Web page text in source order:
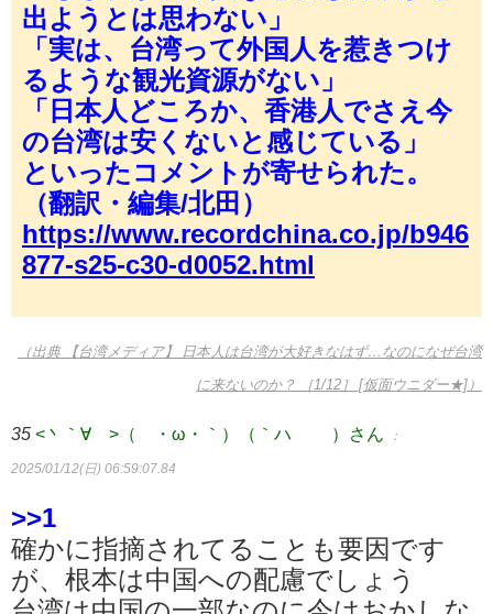
出ようとは思わない」
「実は、台湾って外国人を惹きつけ
るような観光資源がない」
「日本人どころか、香港人でさえ今
の台湾は安くないと感じている」
といったコメントが寄せられた。
（翻訳・編集/北田）
https://www.recordchina.co.jp/b946
877-s25-c30-d0052.html
（出典 【台湾メディア】 日本人は台湾が大好きなはず…なのになぜ台湾
に来ないのか？ ［1/12］ [仮面ウニダー★]）
35 <丶｀∀´>（´・ω・｀）（｀ハ´ ）さん ：
2025/01/12(日) 06:59:07.84
>>1
確かに指摘されてることも要因です
が、根本は中国への配慮でしょう